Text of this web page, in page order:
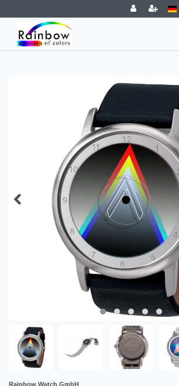
Rainbow Watch GmbH